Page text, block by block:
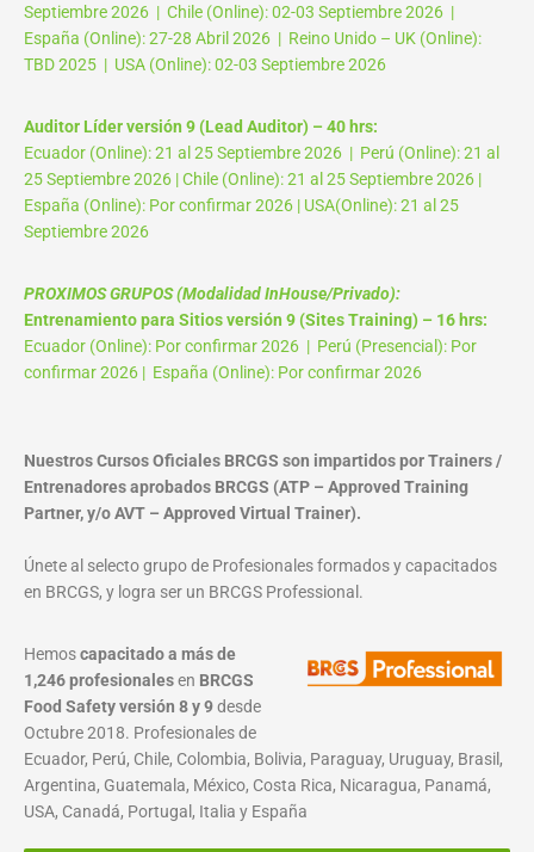
Septiembre 2026 | Chile (Online): 02-03 Septiembre 2026 |
España (Online): 27-28 Abril 2026 | Reino Unido – UK (Online):
TBD 2025 | USA (Online): 02-03 Septiembre 2026
Auditor Líder versión 9 (Lead Auditor) – 40 hrs:
Ecuador (Online): 21 al 25 Septiembre 2026 | Perú (Online): 21 al
25 Septiembre 2026 | Chile (Online): 21 al 25 Septiembre 2026 |
España (Online): Por confirmar 2026 | USA(Online): 21 al 25
Septiembre 2026
PROXIMOS GRUPOS (Modalidad InHouse/Privado):
Entrenamiento para Sitios versión 9 (Sites Training) – 16 hrs:
Ecuador (Online): Por confirmar 2026 | Perú (Presencial): Por
confirmar 2026 | España (Online): Por confirmar 2026
Nuestros Cursos Oficiales BRCGS son impartidos por Trainers /
Entrenadores aprobados BRCGS (ATP – Approved Training
Partner, y/o AVT – Approved Virtual Trainer).
Únete al selecto grupo de Profesionales formados y capacitados
en BRCGS, y logra ser un BRCGS Professional.
Hemoscapacitado a más de
1,246 profesionalesen BRCGS
Food Safety versión 8 y 9desde
Octubre 2018. Profesionales de
Ecuador, Perú, Chile, Colombia, Bolivia, Paraguay, Uruguay, Brasil,
Argentina, Guatemala, México, Costa Rica, Nicaragua, Panamá,
USA, Canadá, Portugal, Italia y España